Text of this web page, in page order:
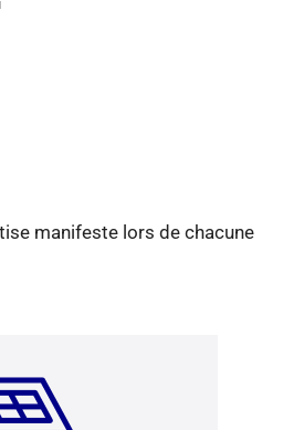
manifeste lors de chacune